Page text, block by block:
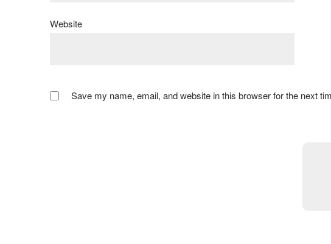
Website
Save my name, email, and website in this browser for the next